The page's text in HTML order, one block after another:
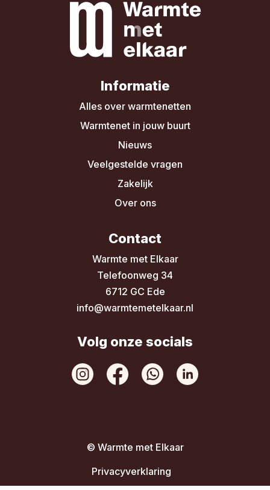
Informatie
Alles over warmtenetten
Warmtenet in jouw buurt
Nieuws
Veelgestelde vragen
Zakelijk
Over ons
Contact
Warmte met Elkaar
Telefoonweg 34
6712 GC Ede
info@warmtemetelkaar.nl
Volg onze socials
© Warmte met Elkaar
Privacyverklaring